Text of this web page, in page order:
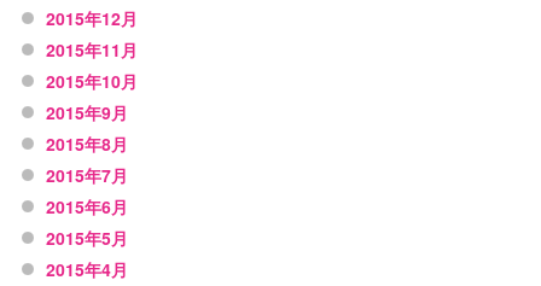
2015年12月
2015年11月
2015年10月
2015年9月
2015年8月
2015年7月
2015年6月
2015年5月
2015年4月